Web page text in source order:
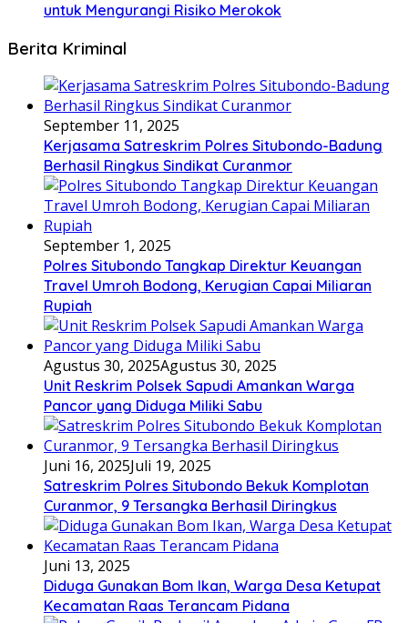
untuk Mengurangi Risiko Merokok
Berita Kriminal
September 11, 2025
Kerjasama Satreskrim Polres Situbondo-Badung
Berhasil Ringkus Sindikat Curanmor
September 1, 2025
Polres Situbondo Tangkap Direktur Keuangan
Travel Umroh Bodong, Kerugian Capai Miliaran
Rupiah
Agustus 30, 2025Agustus 30, 2025
Unit Reskrim Polsek Sapudi Amankan Warga
Pancor yang Diduga Miliki Sabu
Juni 16, 2025Juli 19, 2025
Satreskrim Polres Situbondo Bekuk Komplotan
Curanmor, 9 Tersangka Berhasil Diringkus
Juni 13, 2025
Diduga Gunakan Bom Ikan, Warga Desa Ketupat
Kecamatan Raas Terancam Pidana